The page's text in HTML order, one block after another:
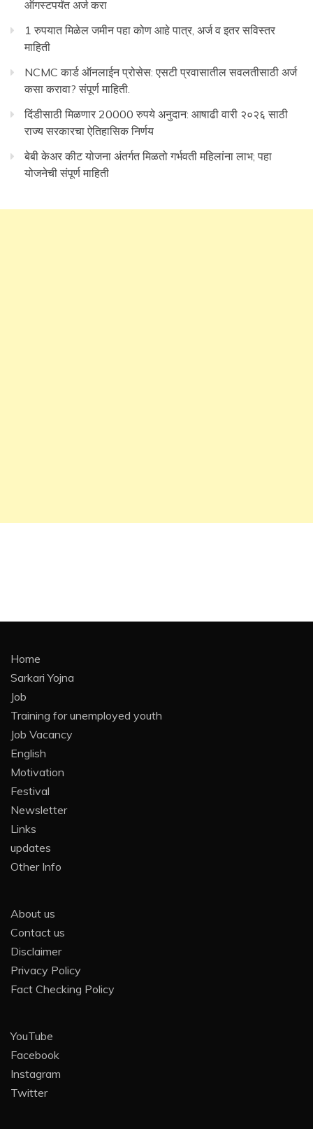
ऑगस्टपर्यंत अर्ज करा
1 रुपयात मिळेल जमीन पहा कोण आहे पात्र, अर्ज व इतर सविस्तर
माहिती
NCMC कार्ड ऑनलाईन प्रोसेस: एसटी प्रवासातील सवलतीसाठी अर्ज
कसा करावा? संपूर्ण माहिती.
दिंडीसाठी मिळणार 20000 रुपये अनुदान: आषाढी वारी २०२६ साठी
राज्य सरकारचा ऐतिहासिक निर्णय
बेबी केअर कीट योजना अंतर्गत मिळतो गर्भवती महिलांना लाभ; पहा
योजनेची संपूर्ण माहिती
Home
Sarkari Yojna
Job
Training for unemployed youth
Job Vacancy
English
Motivation
Festival
Newsletter
Links
updates
Other Info
About us
Contact us
Disclaimer
Privacy Policy
Fact Checking Policy
YouTube
Facebook
Instagram
Twitter